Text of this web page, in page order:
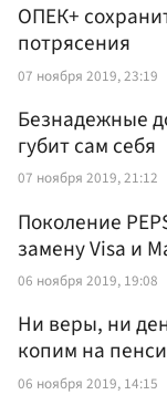
ОПЕК+
потрясения
07 ноября 2019, 23:19
Безнадежные
губит сам себя
07 ноября 2019, 21:12
Поколение
замену Visa и
06 ноября 2019, 19:08
Ни веры, ни
копим на
06 ноября 2019, 14:15